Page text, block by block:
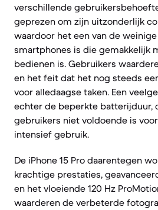
verschillende
geprezen om zijn uitzonderlijk
waardoor het een van de
smartphones is die gemakkelijk
bedienen is. Gebruikers
en het feit dat het nog steeds
voor alledaagse taken. Een
echter de beperkte batterijduur,
gebruikers niet voldoende is
intensief gebruik.
De iPhone 15 Pro daarentegen
krachtige prestaties,
en het vloeiende 120 Hz
waarderen de verbeterde